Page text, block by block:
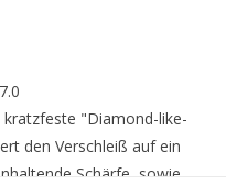
"Diamond-like-
den Verschleiß auf ein
Schärfe, sowie